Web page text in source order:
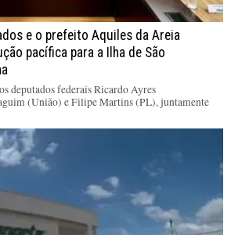
e o prefeito Aquiles da Areia
pacífica para a Ilha de São
deputados federais Ricardo Ayres
(União) e Filipe Martins (PL), juntamente